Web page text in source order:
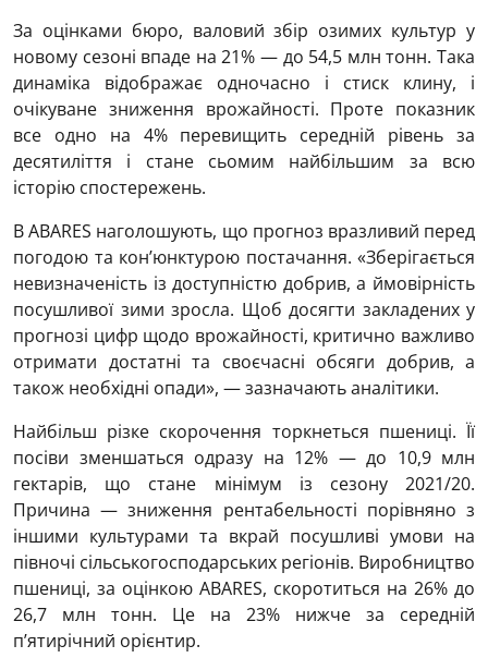
За оцінками бюро, валовий збір озимих культур у
новому сезоні впаде на 21% — до 54,5 млн тонн. Така
динаміка відображає одночасно і стиск клину, і
очікуване зниження врожайності. Проте показник
все одно на 4% перевищить середній рівень за
десятиліття і стане сьомим найбільшим за всю
історію спостережень.
В ABARES наголошують, що прогноз вразливий перед
погодою та кон’юнктурою постачання. «Зберігається
невизначеність із доступністю добрив, а ймовірність
посушливої ​​зими зросла. Щоб досягти закладених у
прогнозі цифр щодо врожайності, критично важливо
отримати достатні та своєчасні обсяги добрив, а
також необхідні опади», — зазначають аналітики.
Найбільш різке скорочення торкнеться пшениці. Її
посіви зменшаться одразу на 12% — до 10,9 млн
гектарів, що стане мінімум із сезону 2021/20.
Причина — зниження рентабельності порівняно з
іншими культурами та вкрай посушливі умови на
півночі сільськогосподарських регіонів. Виробництво
пшениці, за оцінкою ABARES, скоротиться на 26% до
26,7 млн тонн. Це на 23% нижче за середній
п’ятирічний орієнтир.